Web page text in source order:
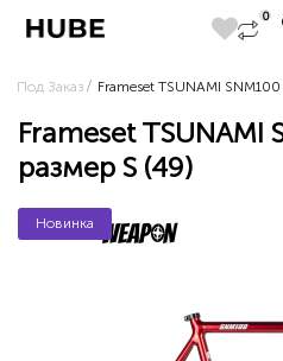
0
Под Заказ Frameset TSUNAMI
Frameset TSUNAMI
размер S (49)
Новинка